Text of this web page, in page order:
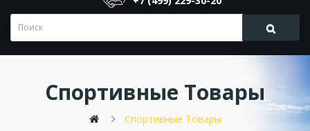
Спортивные Товары
Спортивные Товары